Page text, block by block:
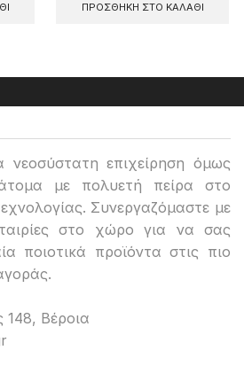
ΠΡΟΣΘΉΚΗ ΣΤΟ ΚΑΛΆΘΙ
νεοσύστατη επιχείρηση όμως
με πολυετή πείρα στο
Συνεργαζόμαστε με
στο χώρο για να σας
ποιοτικά προϊόντα στις πιο
148, Βέροια